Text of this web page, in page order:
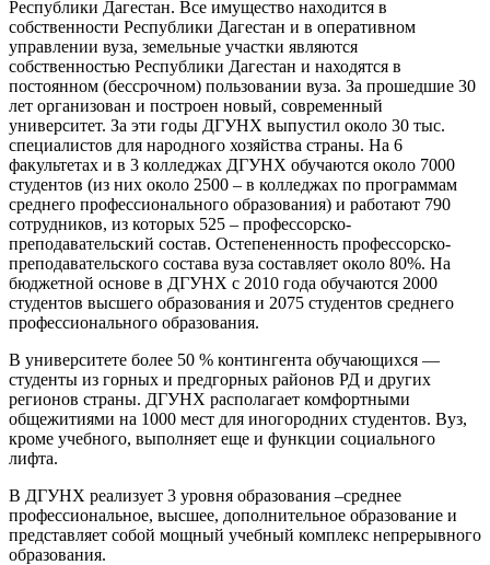
Республики Дагестан. Все имущество находится в
собственности Республики Дагестан и в оперативном
управлении вуза, земельные участки являются
собственностью Республики Дагестан и находятся в
постоянном (бессрочном) пользовании вуза. За прошедшие 30
лет организован и построен новый, современный
университет. За эти годы ДГУНХ выпустил около 30 тыс.
специалистов для народного хозяйства страны. На 6
факультетах и в 3 колледжах ДГУНХ обучаются около 7000
студентов (из них около 2500 – в колледжах по программам
среднего профессионального образования) и работают 790
сотрудников, из которых 525 – профессорско-
преподавательский состав. Остепененность профессорско-
преподавательского состава вуза составляет около 80%. На
бюджетной основе в ДГУНХ с 2010 года обучаются 2000
студентов высшего образования и 2075 студентов среднего
профессионального образования.
В университете более 50 % контингента обучающихся —
студенты из горных и предгорных районов РД и других
регионов страны. ДГУНХ располагает комфортными
общежитиями на 1000 мест для иногородних студентов. Вуз,
кроме учебного, выполняет еще и функции социального
лифта.
В ДГУНХ реализует 3 уровня образования –среднее
профессиональное, высшее, дополнительное образование и
представляет собой мощный учебный комплекс непрерывного
образования.